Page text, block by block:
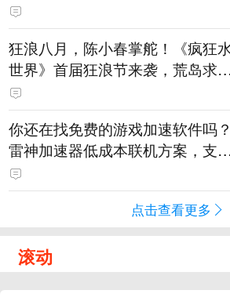
狂浪八月，陈小春掌舵！《疯狂
世界》首届狂浪节来袭，荒岛求
直播即将开启
你还在找免费的游戏加速软件吗？
雷神加速器低成本联机方案，支
免费试用
点击查看更多
滚动